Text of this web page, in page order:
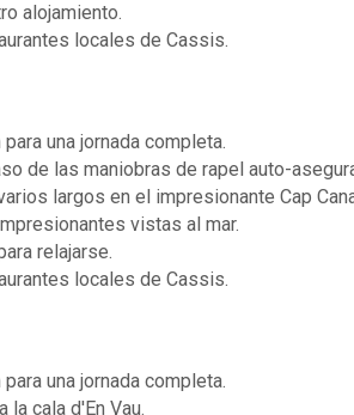
alojamiento.
locales de Cassis.
una jornada completa.
de las maniobras de rapel auto-
largos en el impresionante Cap
vistas al mar.
relajarse.
locales de Cassis.
una jornada completa.
la cala d'En Vau.